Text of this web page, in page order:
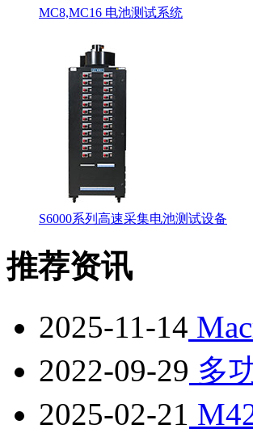
MC8,MC16 电池测试系统
S6000系列高速采集电池测试设备
推荐资讯
2025-11-14
2022-09-29 多
2025-02-21